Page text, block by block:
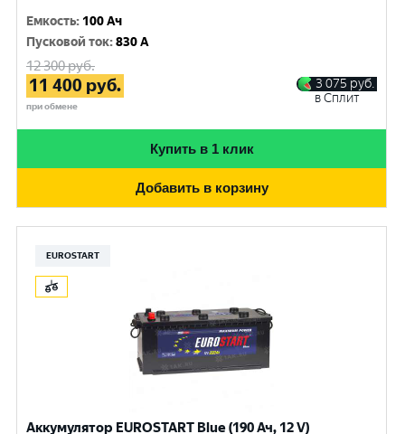
Емкость: 100 Ач
Пусковой ток:830 A
12 300руб.
11 400 руб.
при обмене
3 075 руб.
в Сплит
Купить в 1 клик
Добавить в корзину
EUROSTART
Аккумулятор EUROSTART Blue (190 Ач, 12 V)